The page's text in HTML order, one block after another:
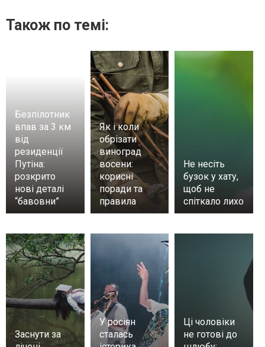
Також по темі:
Безпілотник
впав за 3 км
від
резиденції
Путіна:
розкрито
нові деталі
“бавовни”
Як і коли
обрізати
виноград
восени:
корисні
поради та
правила
Не несіть
бузок у хату,
щоб не
спіткало лихо
Заснути за
У росіян
сталась
Ці чоловіки
не готові до